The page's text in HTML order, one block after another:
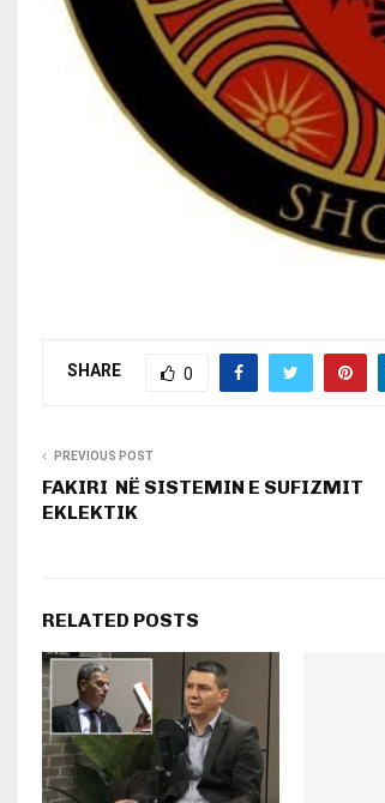
SHARE 0
PREVIOUS POST
FAKIRI NË SISTEMIN E SUFIZMIT
EKLEKTIK
RELATED POSTS